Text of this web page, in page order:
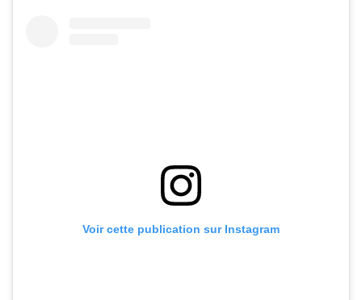
Voir cette publication sur Instagram